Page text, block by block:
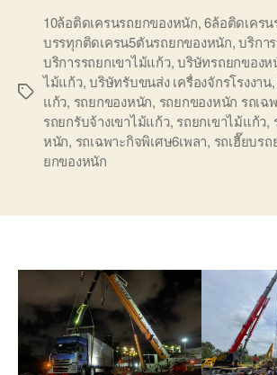
Tags
10ล้อติดเครนรถยกของหนัก,6ล้อติดเคร
บรรทุกติดเครน5ตันรถยกของหนัก,บริกา
บริการรถยกเขาไม้แก้ว,บริษัทรถยกของห
ไม้แก้ว,บริษัทรับขนส่ง เครื่องจักรโรงงาน
แก้ว, รถยกของหนัก, รถยกของหนัก รถเฉ
รถยกรับจ้างเขาไม้แก้ว, รถยกเขาไม้แก้ว,
หนัก, รถเฉพาะกิจพิเศษ6เพลา, รถเฮี๊ยบร
ยกของหนัก